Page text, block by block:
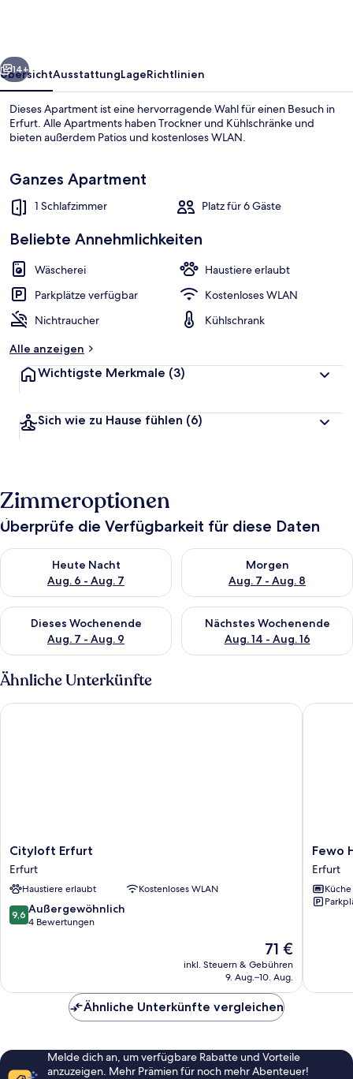
Schlafzimmer
Innenbereich
Weiter
14+
ÜbersichtAusstattungLageRichtlinien
Dieses Apartment ist eine hervorragende Wahl für einen Besuch in
Erfurt. Alle Apartments haben Trockner und Kühlschränke und
bieten außerdem Patios und kostenloses WLAN.
Ganzes Apartment
1 Schlafzimmer Platz für 6 Gäste
Beliebte Annehmlichkeiten
Wäscherei
Haustiere erlaubt
Parkplätze verfügbar
Kostenloses WLAN
Nichtraucher
Kühlschrank
Alle anzeigen
Wichtigste Merkmale (3)
Sich wie zu Hause fühlen (6)
Zimmeroptionen
Überprüfe die Verfügbarkeit für diese Daten
Heute Nacht
Aug. 6 - Aug. 7
Überprüfe die Verfügbarkeit für heute Nacht, Aug. 6 - Aug. 7.
Morgen
Aug. 7 - Aug. 8
Überprüfe die Verfügbarkeit
Dieses Wochenende
Aug. 7 - Aug. 9
Überprüfe die Verfügbarkeit für dieses Wochenende, Aug. 7
Nächstes Wochenende
Aug. 14 - Aug. 16
Überprüfe die Verfügbarkeit
Ähnliche Unterkünfte
Cityloft
Erfurt
Erfurt
Cityloft Erfurt
Erfurt
Haustiere erlaubt Kostenloses WLAN
9.6
von
9,6 Außergewöhnlich
4 Bewertungen
Der
Preis
beträgt
71 €
inkl. Steuern & Gebühren
9. Aug.–10. Aug.
Cityloft Erfurt
Fewo
8
-
2
Fewo
Erfurt
Küche
Fewo
Ähnliche Unterkünfte vergleichen
Melde dich an, um verfügbare Rabatte und Vorteile
anzuzeigen. Mehr Prämien für noch mehr Abenteuer!